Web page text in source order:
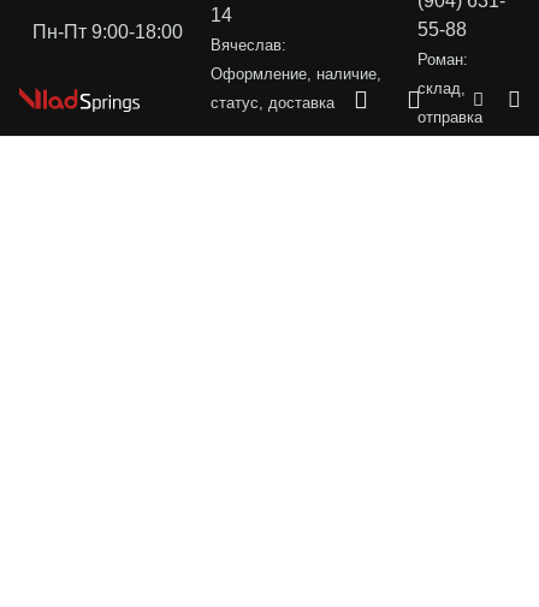
Пн-Пт 9:00-18:00
14
Вячеслав:
Оформление, наличие,
статус, доставка
55-88
Роман:
склад,
отправка